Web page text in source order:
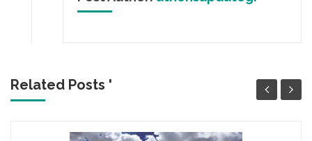
Related Posts '